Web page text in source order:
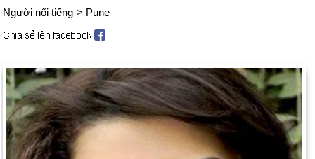
Người nổi tiếng > Pune